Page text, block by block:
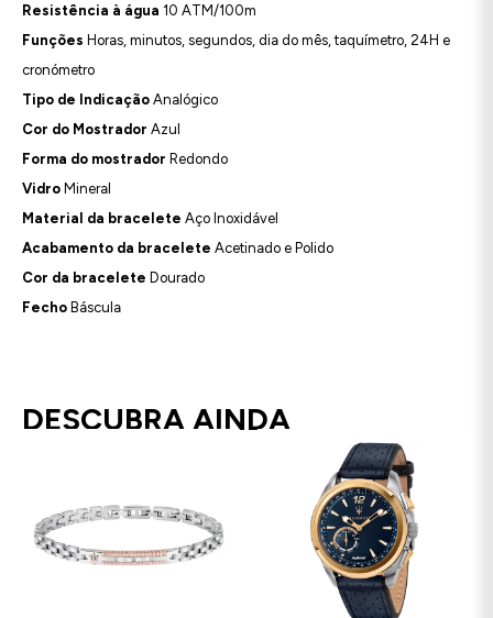
Resistência à água 10 ATM/100m
Funções Horas, minutos, segundos, dia do mês, taquímetro, 24H e
cronómetro
Tipo de Indicação Analógico
Cor do Mostrador Azul
Forma do mostrador Redondo
Vidro Mineral
Material da bracelete Aço Inoxidável
Acabamento da bracelete Acetinado e Polido
Cor da bracelete Dourado
Fecho Báscula
DESCUBRA AINDA